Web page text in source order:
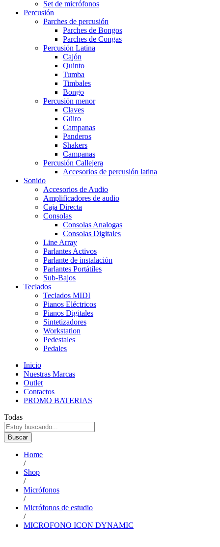
Set de micrófonos
Percusión
Parches de percusión
Parches de Bongos
Parches de Congas
Percusión Latina
Cajón
Quinto
Tumba
Timbales
Bongo
Percusión menor
Claves
Güiro
Campanas
Panderos
Shakers
Campanas
Percusión Callejera
Accesorios de percusión latina
Sonido
Accesorios de Audio
Amplificadores de audio
Caja Directa
Consolas
Consolas Analogas
Consolas Digitales
Line Array
Parlantes Activos
Parlante de instalación
Parlantes Portátiles
Sub-Bajos
Teclados
Teclados MIDI
Pianos Eléctricos
Pianos Digitales
Sintetizadores
Workstation
Pedestales
Pedales
Inicio
Nuestras Marcas
Outlet
Contactos
PROMO BATERIAS
Todas
Buscar
Home
/
Shop
/
Micrófonos
/
Micrófonos de estudio
/
MICROFONO ICON DYNAMIC